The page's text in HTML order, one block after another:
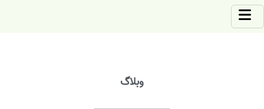
وبلاگ